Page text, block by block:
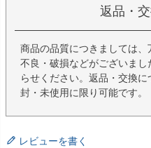
返品・
商品の品質につきましては
不良・破損などがございま
らせください。返品・交換
封・未使用に限り可能です。
レビューを書く